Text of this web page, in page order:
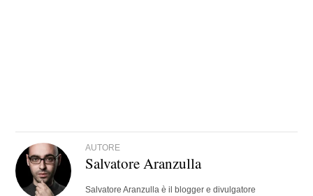
AUTORE
Salvatore Aranzulla
Salvatore Aranzulla è il blogger e divulgatore